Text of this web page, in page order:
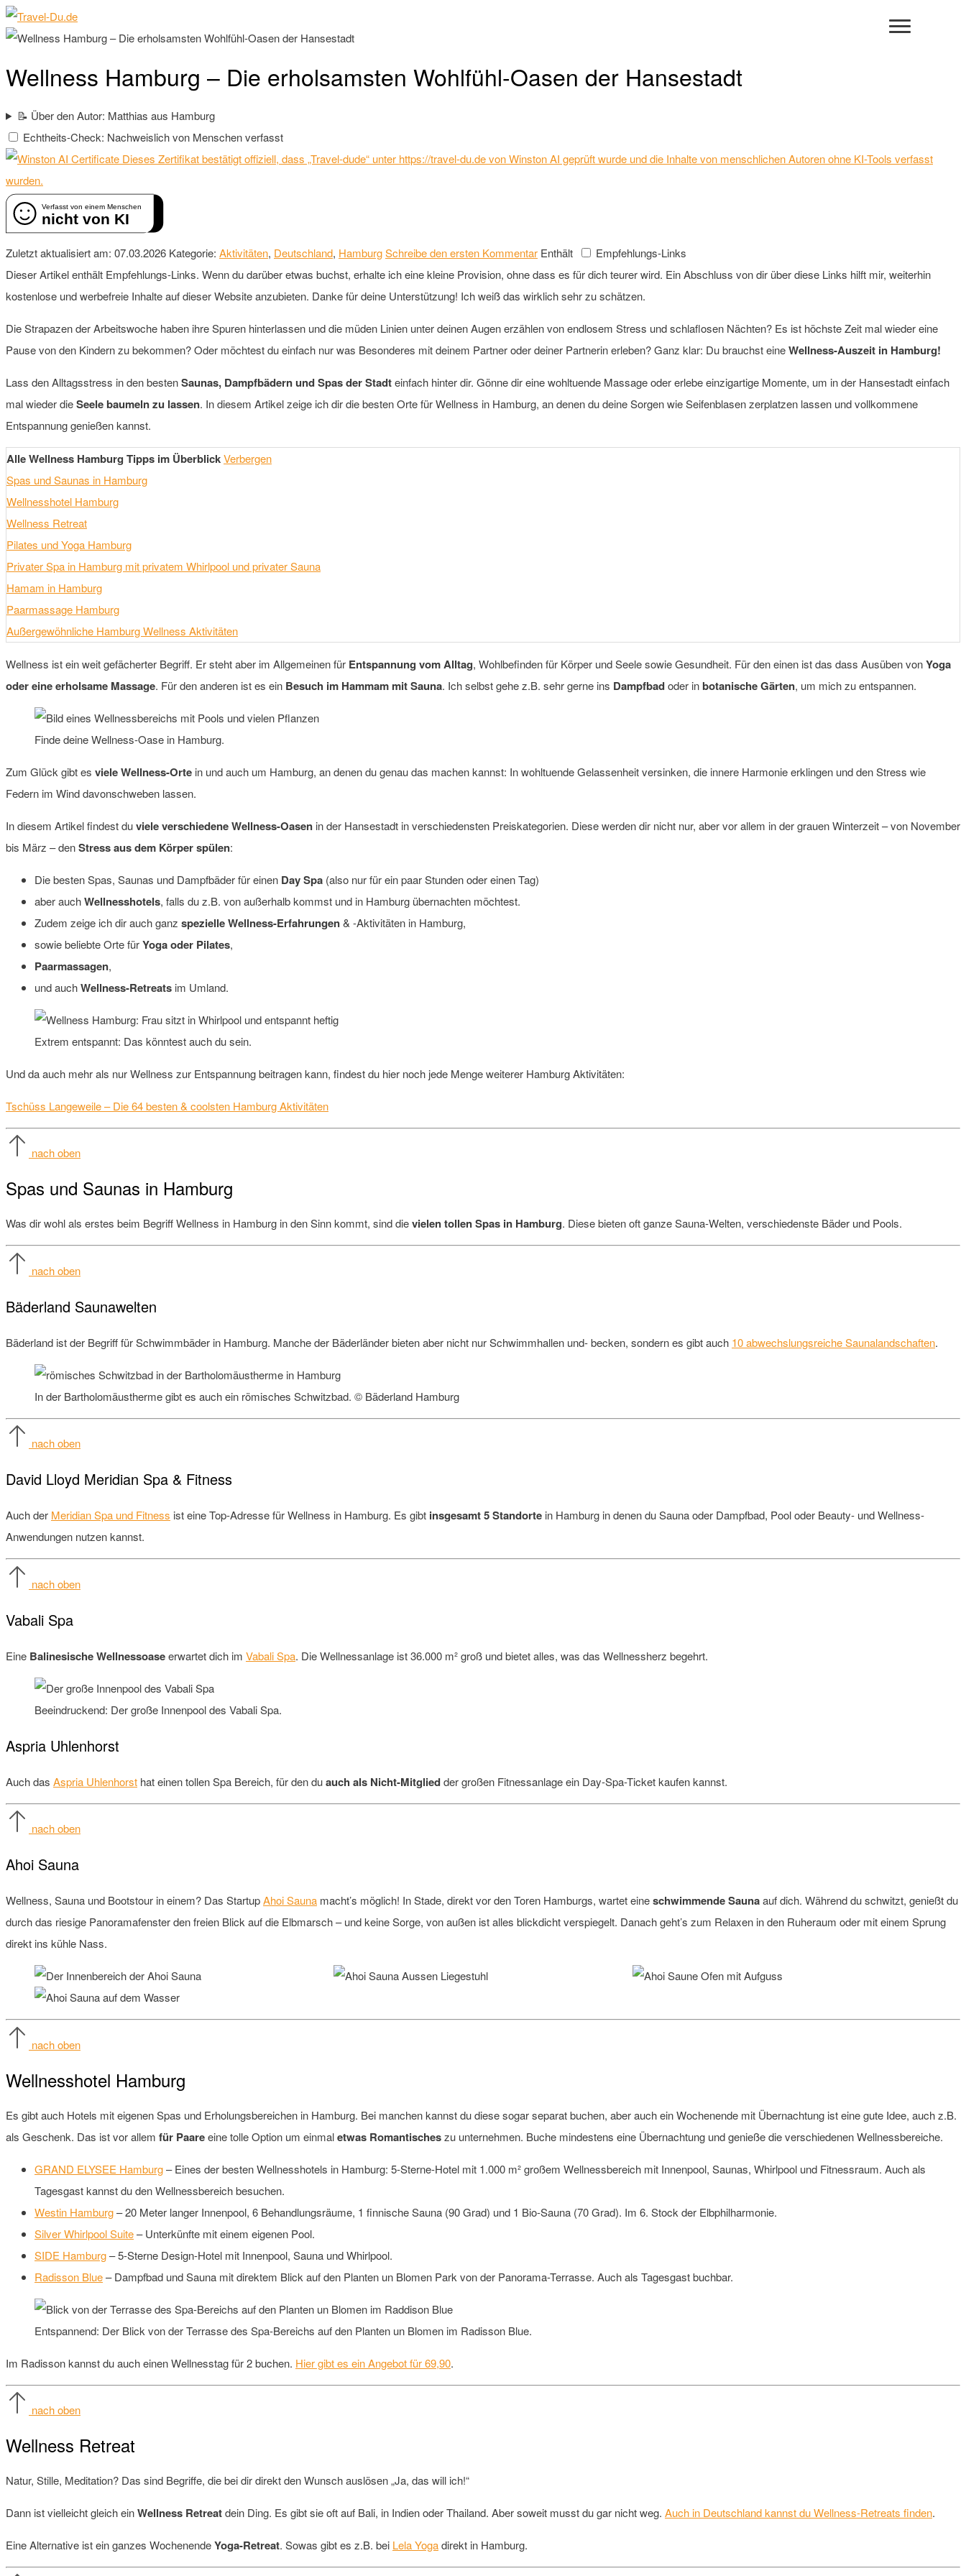
Wellness Hamburg – Die erholsamsten Wohlfühl-Oasen der Hansestadt
📝 Über den Autor: Matthias aus Hamburg
Echtheits-Check: Nachweislich von Menschen verfasst
Dieses Zertifikat bestätigt offiziell, dass „Travel-dude“ unter https://travel-du.de von Winston AI geprüft wurde und die Inhalte von menschlichen Autoren ohne KI-Tools verfasst
wurden.
Verfasst von einem Menschen
nicht von KI
Zuletzt aktualisiert am: 07.03.2026 Kategorie: Aktivitäten, Deutschland, HamburgSchreibe den ersten Kommentar Enthält
Empfehlungs-Links
Dieser Artikel enthält Empfehlungs-Links. Wenn du darüber etwas buchst, erhalte ich eine kleine Provision, ohne dass es für dich teurer wird. Ein Abschluss von dir über diese Links hilft mir, weiterhin
kostenlose und werbefreie Inhalte auf dieser Website anzubieten. Danke für deine Unterstützung! Ich weiß das wirklich sehr zu schätzen.
Die Strapazen der Arbeitswoche haben ihre Spuren hinterlassen und die müden Linien unter deinen Augen erzählen von endlosem Stress und schlaflosen Nächten? Es ist höchste Zeit mal wieder eine
Pause von den Kindern zu bekommen? Oder möchtest du einfach nur was Besonderes mit deinem Partner oder deiner Partnerin erleben? Ganz klar: Du brauchst eineWellness-Auszeit in Hamburg!
Lass den Alltagsstress in den bestenSaunas, Dampfbädern und Spas der Stadteinfach hinter dir. Gönne dir eine wohltuende Massage oder erlebe einzigartige Momente, um in der Hansestadt einfach
mal wieder dieSeele baumeln zu lassen. In diesem Artikel zeige ich dir die besten Orte für Wellness in Hamburg, an denen du deine Sorgen wie Seifenblasen zerplatzen lassen und vollkommene
Entspannung genießen kannst.
Alle Wellness Hamburg Tipps im ÜberblickVerbergen
Spas und Saunas in Hamburg
Wellnesshotel Hamburg
Wellness Retreat
Pilates und Yoga Hamburg
Privater Spa in Hamburg mit privatem Whirlpool und privater Sauna
Hamam in Hamburg
Paarmassage Hamburg
Außergewöhnliche Hamburg Wellness Aktivitäten
Wellness ist ein weit gefächerter Begriff. Er steht aber im Allgemeinen für Entspannung vom Alltag, Wohlbefinden für Körper und Seele sowie Gesundheit. Für den einen ist das dass Ausüben vonYoga
oder eine erholsame Massage. Für den anderen ist es ein Besuch im Hammam mit Sauna. Ich selbst gehe z.B. sehr gerne ins Dampfbadoder inbotanische Gärten, um mich zu entspannen.
Finde deine Wellness-Oase in Hamburg.
Zum Glück gibt es viele Wellness-Orte in und auch um Hamburg, an denen du genau das machen kannst: In wohltuende Gelassenheit versinken, die innere Harmonie erklingen und den Stress wie
Federn im Wind davonschweben lassen.
In diesem Artikel findest duviele verschiedene Wellness-Oasen in der Hansestadt in verschiedensten Preiskategorien. Diese werden dir nicht nur, aber vor allem in der grauen Winterzeit – von November
bis März – denStress aus dem Körper spülen:
Die besten Spas, Saunas und Dampfbäder für einen Day Spa (also nur für ein paar Stunden oder einen Tag)
aber auchWellnesshotels, falls du z.B. von außerhalb kommst und in Hamburg übernachten möchtest.
Zudem zeige ich dir auch ganz spezielle Wellness-Erfahrungen& -Aktivitäten in Hamburg,
sowie beliebte Orte fürYoga oder Pilates,
Paarmassagen,
und auchWellness-Retreats im Umland.
Extrem entspannt: Das könntest auch du sein.
Und da auch mehr als nur Wellness zur Entspannung beitragen kann, findest du hier noch jede Menge weiterer Hamburg Aktivitäten:
Tschüss Langeweile – Die 64 besten & coolsten Hamburg Aktivitäten
nach oben
Spas und Saunas in Hamburg
Was dir wohl als erstes beim Begriff Wellness in Hamburg in den Sinn kommt, sind dievielen tollen Spas in Hamburg. Diese bieten oft ganze Sauna-Welten, verschiedenste Bäder und Pools.
nach oben
Bäderland Saunawelten
Bäderland ist der Begriff für Schwimmbäder in Hamburg. Manche der Bäderländer bieten aber nicht nur Schwimmhallen und- becken, sondern es gibt auch 10 abwechslungsreiche Saunalandschaften.
In der Bartholomäustherme gibt es auch ein römisches Schwitzbad. © Bäderland Hamburg
nach oben
David Lloyd Meridian Spa & Fitness
Auch der Meridian Spa und Fitness ist eine Top-Adresse für Wellness in Hamburg. Es gibt insgesamt 5 Standorte in Hamburg in denen du Sauna oder Dampfbad, Pool oder Beauty- und Wellness-
Anwendungen nutzen kannst.
nach oben
Vabali Spa
Eine Balinesische Wellnessoaseerwartet dich im Vabali Spa. Die Wellnessanlage ist 36.000 m² groß und bietet alles, was das Wellnessherz begehrt.
Beeindruckend: Der große Innenpool des Vabali Spa.
Aspria Uhlenhorst
Auch das Aspria Uhlenhorst hat einen tollen Spa Bereich, für den duauch als Nicht-Mitgliedder großen Fitnessanlage ein Day-Spa-Ticket kaufen kannst.
nach oben
Ahoi Sauna
Wellness, Sauna und Bootstour in einem? Das StartupAhoi Sauna macht’s möglich! In Stade, direkt vor den Toren Hamburgs, wartet eineschwimmende Saunaauf dich. Während du schwitzt, genießt du
durch das riesige Panoramafenster den freien Blick auf die Elbmarsch – und keine Sorge, von außen ist alles blickdicht verspiegelt. Danach geht’s zum Relaxen in den Ruheraum oder mit einem Sprung
direkt ins kühle Nass.
nach oben
Wellnesshotel Hamburg
Es gibt auch Hotels mit eigenen Spas und Erholungsbereichen in Hamburg. Bei manchen kannst du diese sogar separat buchen, aber auch ein Wochenende mit Übernachtung ist eine gute Idee, auch z.B.
als Geschenk. Das ist vor allem für Paareeine tolle Option um einmaletwas Romantischeszu unternehmen. Buche mindestens eine Übernachtung und genieße die verschiedenen Wellnessbereiche.
GRAND ELYSEE Hamburg– Eines der besten Wellnesshotels in Hamburg: 5-Sterne-Hotel mit 1.000 m² großem Wellnessbereich mit Innenpool, Saunas, Whirlpool und Fitnessraum. Auch als
Tagesgast kannst du den Wellnessbereich besuchen.
Westin Hamburg– 20 Meter langer Innenpool, 6 Behandlungsräume, 1 finnische Sauna (90 Grad) und 1 Bio-Sauna (70 Grad). Im 6. Stock der Elbphilharmonie.
Silver Whirlpool Suite– Unterkünfte mit einem eigenen Pool.
SIDE Hamburg– 5-Sterne Design-Hotel mit Innenpool, Sauna und Whirlpool.
Radisson Blue– Dampfbad und Sauna mit direktem Blick auf den Planten un Blomen Park von der Panorama-Terrasse. Auch als Tagesgast buchbar.
Entspannend: Der Blick von der Terrasse des Spa-Bereichs auf den Planten un Blomen im Radisson Blue.
Im Radisson kannst du auch einen Wellnesstag für 2 buchen. Hier gibt es ein Angebot für 69,90.
nach oben
Wellness Retreat
Natur, Stille, Meditation? Das sind Begriffe, die bei dir direkt den Wunsch auslösen „Ja, das will ich!“
Dann ist vielleicht gleich einWellness Retreatdein Ding. Es gibt sie oft auf Bali, in Indien oder Thailand. Aber soweit musst du gar nicht weg. Auch in Deutschland kannst du Wellness-Retreats finden.
Eine Alternative ist ein ganzes WochenendeYoga-Retreat. Sowas gibt es z.B. bei Lela Yogadirekt in Hamburg.